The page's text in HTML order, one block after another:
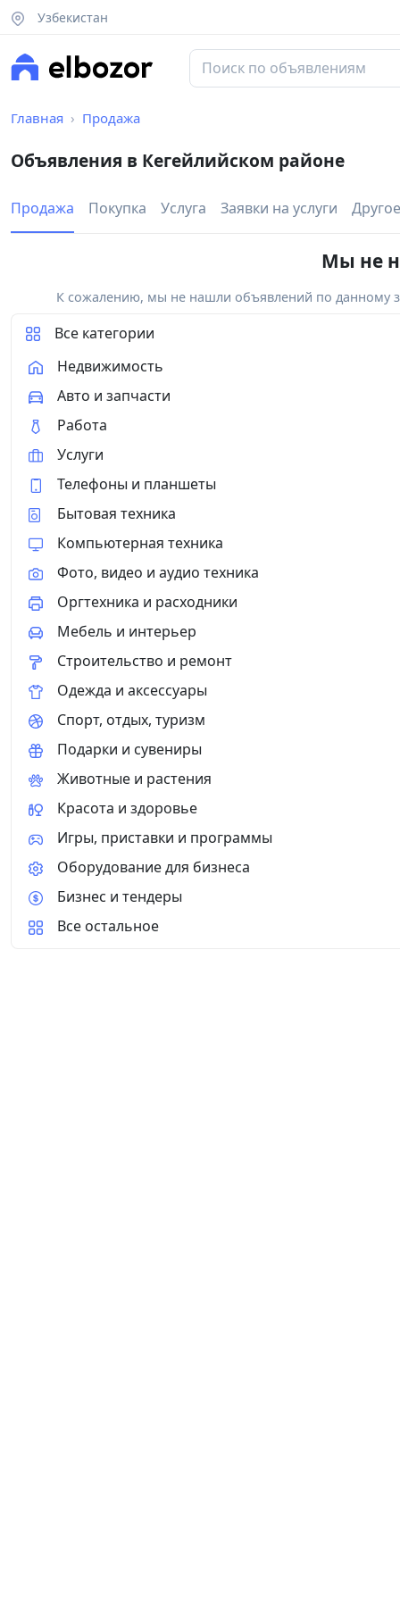
Узбекистан
Главная Продажа
Объявления в Кегейлийском районе
Продажа Покупка Услуга Заявки на услуги Другое
Мы не
К сожалению, мы не нашли объявлений по данному
Все категории
Недвижимость
Авто и запчасти
Работа
Услуги
Телефоны и планшеты
Бытовая техника
Компьютерная техника
Фото, видео и аудио техника
Оргтехника и расходники
Мебель и интерьер
Строительство и ремонт
Одежда и аксессуары
Спорт, отдых, туризм
Подарки и сувениры
Животные и растения
Красота и здоровье
Игры, приставки и программы
Оборудование для бизнеса
Бизнес и тендеры
Все остальное